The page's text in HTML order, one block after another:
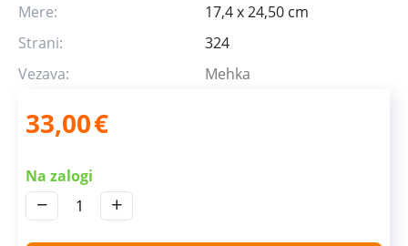
Mere:
17,4 x 24,50 cm
Strani:
324
Vezava:
Mehka
33,00€
Na zalogi
+
−